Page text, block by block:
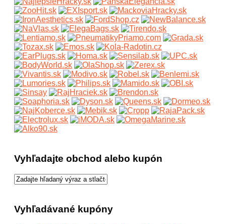
Vyhľadajte obchod alebo kupón
Vyhľadávané kupóny